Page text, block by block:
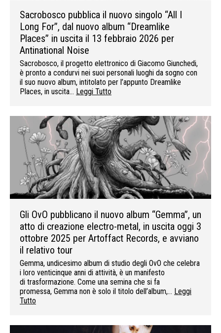
Sacrobosco pubblica il nuovo singolo “All I
Long For”, dal nuovo album “Dreamlike
Places” in uscita il 13 febbraio 2026 per
Antinational Noise
Sacrobosco, il progetto elettronico di Giacomo Giunchedi,
è pronto a condurvi nei suoi personali luoghi da sogno con
il suo nuovo album, intitolato per l’appunto Dreamlike
Places, in uscita… Leggi Tutto
Gli OvO pubblicano il nuovo album “Gemma”, un
atto di creazione electro-metal, in uscita oggi 3
ottobre 2025 per Artoffact Records, e avviano
il relativo tour
Gemma, undicesimo album di studio degli OvO che celebra
i loro venticinque anni di attività, è un manifesto
di trasformazione. Come una semina che si fa
promessa, Gemma non è solo il titolo dell’album,… Leggi
Tutto